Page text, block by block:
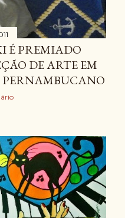
É PREMIADO
DE ARTE EM
PERNAMBUCANO